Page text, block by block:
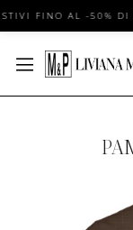
FINO AL -50%